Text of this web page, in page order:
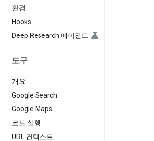
환경
Hooks
Deep Research 에이전트
도구
개요
Google Search
Google Maps
코드 실행
URL 컨텍스트